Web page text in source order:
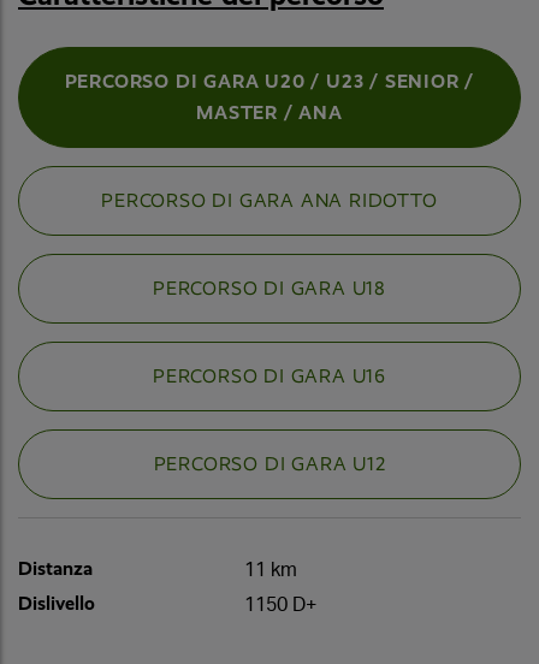
PERCORSO DI GARA U20 / U23 / SENIOR /
MASTER / ANA
PERCORSO DI GARA ANA RIDOTTO
PERCORSO DI GARA U18
PERCORSO DI GARA U16
PERCORSO DI GARA U12
Distanza 11 km
Dislivello 1150 D+